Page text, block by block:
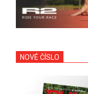
NOVÉ ČÍSLO